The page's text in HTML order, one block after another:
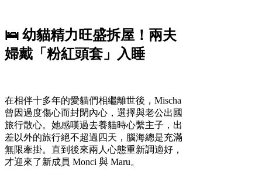
🛌 幼貓精力旺盛拆屋！兩夫
婦戴「粉紅頭套」入睡
在相伴十多年的愛貓們相繼離世後，Mischa
曾因過度傷心而封閉內心，選擇與老公出國
旅行散心。她感嘆過去養貓時心繫主子，出
差以外的旅行絕不超過四天，腦海總是充滿
無限牽掛。直到後來兩人心態重新調適好，
才迎來了新成員 Monci 與 Maru。